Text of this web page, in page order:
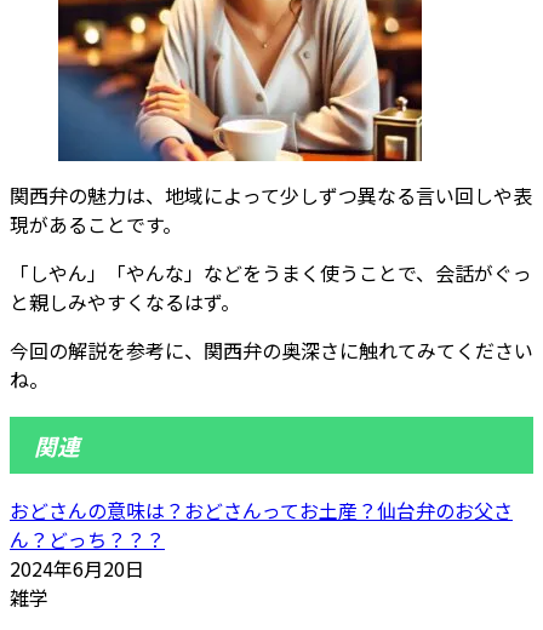
関西弁の魅力は、地域によって少しずつ異なる言い回しや表
現があることです。
「しやん」「やんな」などをうまく使うことで、会話がぐっ
と親しみやすくなるはず。
今回の解説を参考に、関西弁の奥深さに触れてみてください
ね。
関連
おどさんの意味は？おどさんってお土産？仙台弁のお父さ
ん？どっち？？？
2024年6月20日
雑学